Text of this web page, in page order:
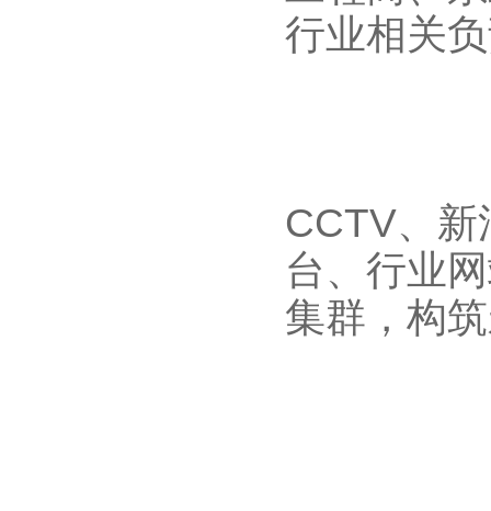
行业相关
CCTV、
台、行业
集群，构